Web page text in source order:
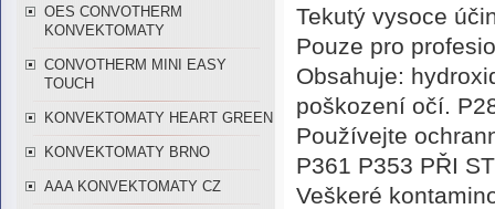
OES CONVOTHERM
KONVEKTOMATY
CONVOTHERM MINI EASY
TOUCH
KONVEKTOMATY HEART GREEN
KONVEKTOMATY BRNO
AAA KONVEKTOMATY CZ
Tekutý vysoce
Pouze pro
Obsahuje:
poškození očí.
Používejte
P361 P353 PŘI
Veškeré